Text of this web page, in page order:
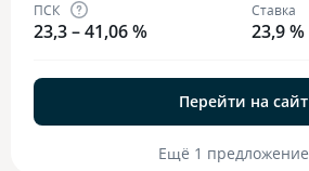
ПСК
23,3 – 41,06 %
Ставка
23,9 %
Перейти на сайт
Ещё 1 предложение